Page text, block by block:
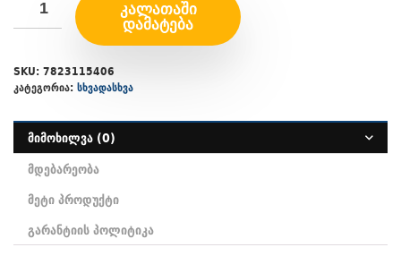
ᲙᲐᲚᲐᲗᲐᲨᲘ
ᲓᲐᲛᲐᲢᲔᲑᲐ
SKU: 7823115406
კატეგორია: სხვადასხვა
მიმოხილვა (0)
მდებარეობა
მეტი პროდუქტი
გარანტიის პოლიტიკა